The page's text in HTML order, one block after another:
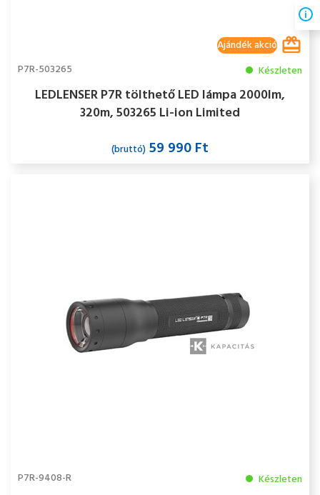
Ajándék akció
P7R-503265
Készleten
LEDLENSER P7R tölthető LED lámpa 2000lm,
320m, 503265 Li-ion Limited
(bruttó) 59 990 Ft
P7R-9408-R Készleten